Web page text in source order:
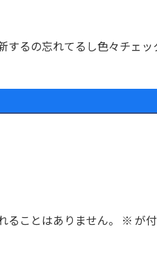
するの忘れてるし色々チェッ
ることはありません。 ※ が